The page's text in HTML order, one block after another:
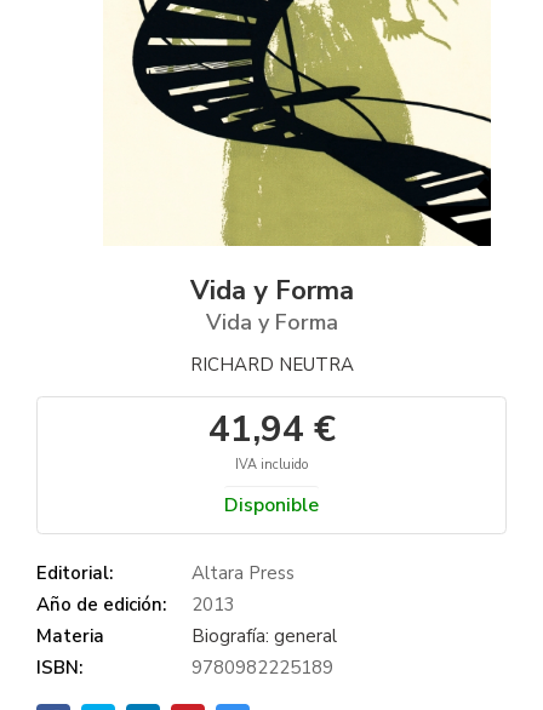
Vida y Forma
Vida y Forma
RICHARD NEUTRA
41,94 €
IVA incluido
Disponible
Editorial:
Altara Press
Año de edición:
2013
Materia
Biografía: general
ISBN:
9780982225189